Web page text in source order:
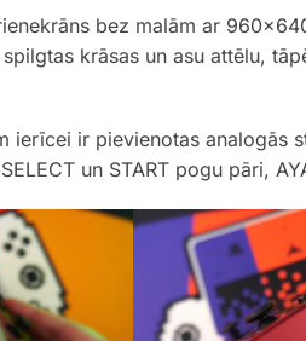
bez malām ar
krāsas un asu attēlu,
ierīcei ir pievienotas analogās
un START pogu pāri,